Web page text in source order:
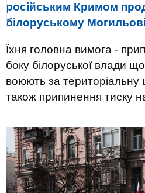
російським Кримом
білоруському
Їхня головна вимога -
боку білоруської влади
воюють за територіальну
також припинення тиску